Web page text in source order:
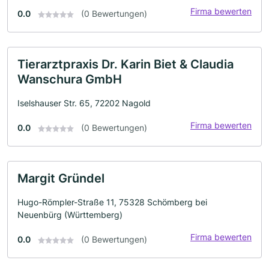
0.0 (0 Bewertungen) Firma bewerten
Tierarztpraxis Dr. Karin Biet & Claudia
Wanschura GmbH
Iselshauser Str. 65, 72202 Nagold
0.0 (0 Bewertungen) Firma bewerten
Margit Gründel
Hugo-Römpler-Straße 11, 75328 Schömberg bei
Neuenbürg (Württemberg)
0.0 (0 Bewertungen) Firma bewerten